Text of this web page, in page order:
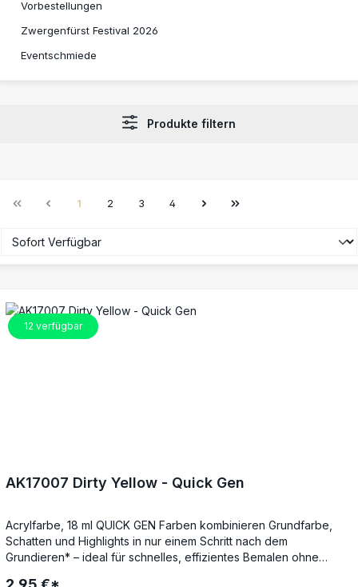
Vorbestellungen
Zwergenfürst Festival 2026
Eventschmiede
Produkte filtern
Seite
1 Seite
2 Seite
3 Seite
4
12 verfügbar
AK17007 Dirty Yellow - Quick Gen
Acrylfarbe, 18 ml QUICK GEN Farben kombinieren Grundfarbe,
Schatten und Highlights in nur einem Schritt nach dem
Grundieren* – ideal für schnelles, effizientes Bemalen ohne